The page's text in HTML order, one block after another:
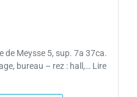
de Meysse 5, sup. 7a 37ca.
bureau – rez : hall,… Lire